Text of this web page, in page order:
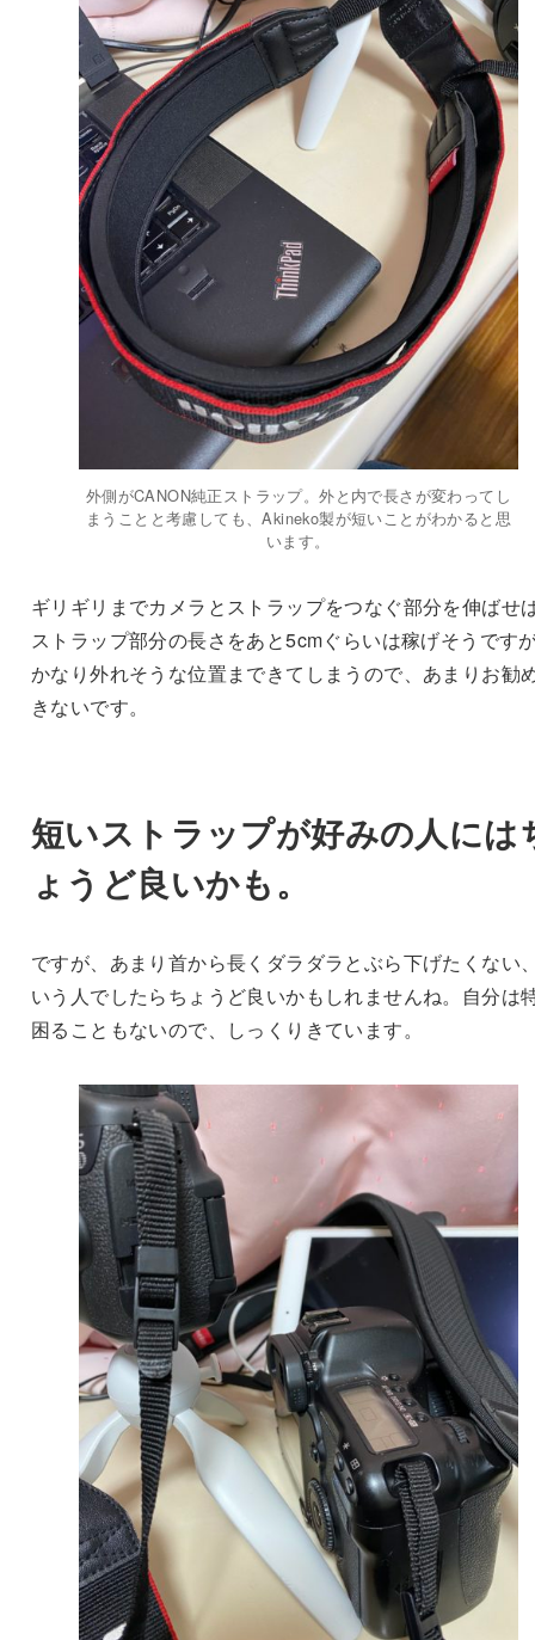
外側がCANON純正ストラップ。外と内で長さが変わってし
まうことと考慮しても、Akineko製が短いことがわかると思
います。
ギリギリまでカメラとストラップをつなぐ部分を伸ばせ
ストラップ部分の長さをあと5cmぐらいは稼げそうです
かなり外れそうな位置まできてしまうので、あまりお勧
きないです。
短いストラップが好みの人には
ょうど良いかも。
ですが、あまり首から長くダラダラとぶら下げたくない
いう人でしたらちょうど良いかもしれませんね。自分は
困ることもないので、しっくりきています。